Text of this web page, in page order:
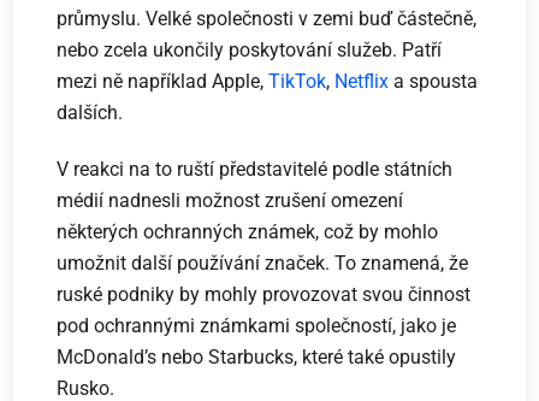
průmyslu. Velké společnosti v zemi buď částečně,
nebo zcela ukončily poskytování služeb. Patří
mezi ně například Apple,TikTok, Netflix a spousta
dalších.
V reakci na to ruští představitelé podle státních
médií nadnesli možnost zrušení omezení
některých ochranných známek, což by mohlo
umožnit další používání značek. To znamená, že
ruské podniky by mohly provozovat svou činnost
pod ochrannými známkami společností, jako je
McDonald’s nebo Starbucks, které také opustily
Rusko.